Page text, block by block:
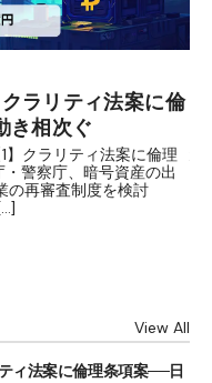
ラリティ法案に倫
き相次ぐ
】クラリティ法案に倫理
警察庁、暗号資産の出
の再審査制度を検討
View All
ィ法案に倫理条項案──日